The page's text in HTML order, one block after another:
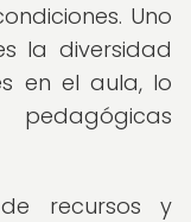
Uno
la diversidad
en el aula, lo
recursos y